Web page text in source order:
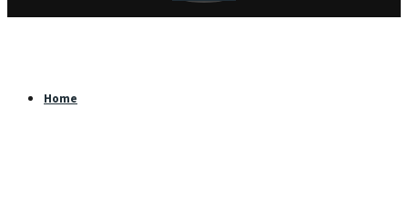
Home